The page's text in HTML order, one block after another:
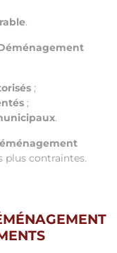
.
;
;
.
plus contraintes.